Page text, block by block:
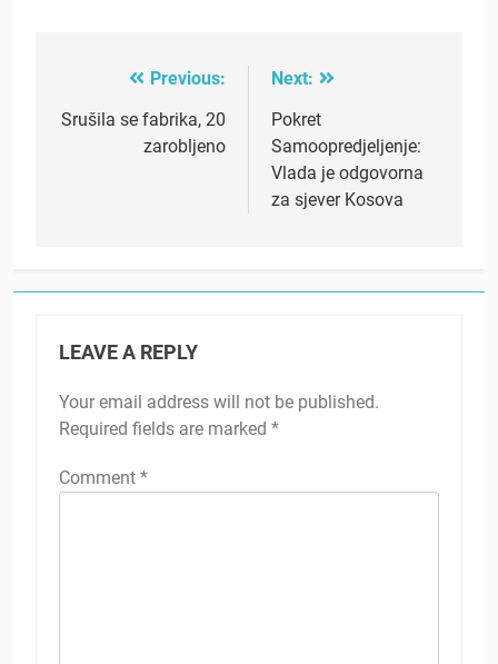
navigation
Previous:
Srušila se fabrika, 20
zarobljeno
Next:
Pokret
Samoopredjeljenje:
Vlada je odgovorna
za sjever Kosova
LEAVE A REPLY
Your email address will not be published.
Required fields are marked *
Comment *